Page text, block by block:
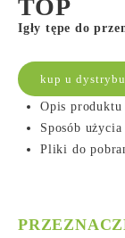
TOP
Igły tępe do
kup u
Opis produktu
Sposób użycia
Pliki do